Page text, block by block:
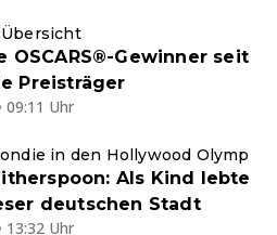
OSCARS®-Gewinner seit
Preisträger
09:11 Uhr
in den Hollywood Olymp
Als Kind lebte
deutschen Stadt
13:32 Uhr